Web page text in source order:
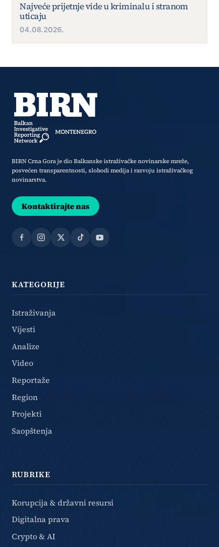
Najveće prijetnje vide u kriminalu i stranom
uticaju
04.08.2026.
BIRN Crna Gora je dio Balkanske istraživačke novinarske mreže,
posvećen transparentnosti, slobodi medija i razvoju istraživačkog
novinarstva.
Kontaktirajte nas
Facebook
Instagram
X TikTokYouTube
KATEGORIJE
Istraživanja
Vijesti
Analize
Video
Reportaže
Region
Projekti
Saopštenja
RUBRIKE
Korupcija & državni resursi
Digitalna prava
Crypto & AI